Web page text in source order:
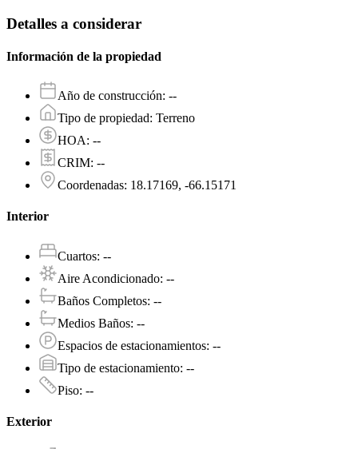
Detalles a considerar
Información de la propiedad
Año de construcción: --
Tipo de propiedad: Terreno
HOA: --
CRIM: --
Coordenadas: 18.17169, -66.15171
Interior
Cuartos: --
Aire Acondicionado: --
Baños Completos: --
Medios Baños: --
Espacios de estacionamientos: --
Tipo de estacionamiento: --
Piso: --
Exterior